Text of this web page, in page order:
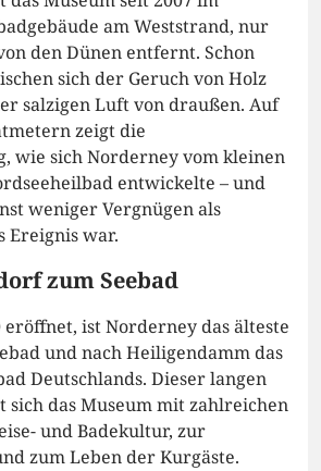
am Weststrand, nur
den Dünen entfernt. Schon
sich der Geruch von Holz
salzigen Luft von draußen. Auf
zeigt die
wie sich Norderney vom kleinen
entwickelte – und
weniger Vergnügen als
Ereignis war.
zum Seebad
eröffnet, ist Norderney das älteste
und nach Heiligendamm das
Deutschlands. Dieser langen
das Museum mit zahlreichen
und Badekultur, zur
zum Leben der Kurgäste.